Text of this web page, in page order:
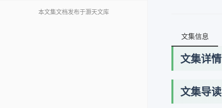
本文集文档发布于灏天文库
文集信息
文集详情
文集导读